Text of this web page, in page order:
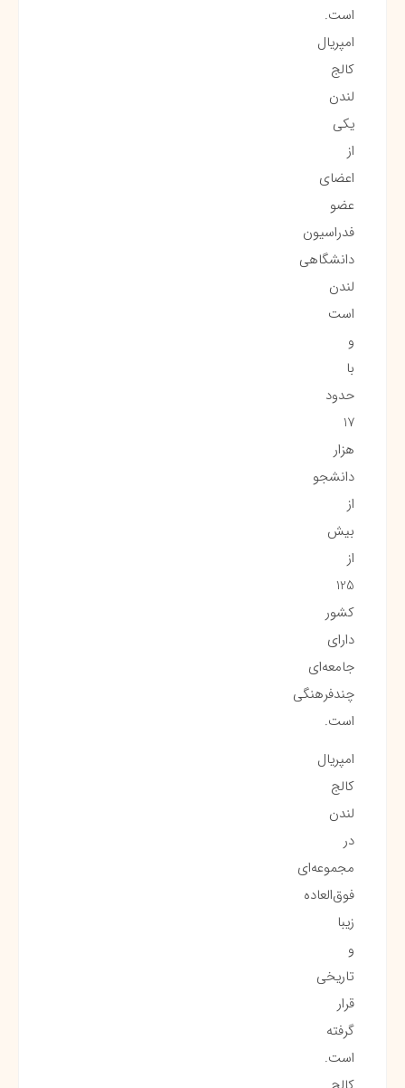
است.
امپریال
کالج
لندن
یکی
از
اعضای
عضو
فدراسیون
دانشگاهی
لندن
است
و
با
حدود
17
هزار
دانشجو
از
بیش
از
125
کشور
دارای
جامعه‌ای
چندفرهنگی
است.
امپریال
کالج
لندن
در
مجموعه‌ای
فوق‌العاده
زیبا
و
تاریخی
قرار
گرفته
است.